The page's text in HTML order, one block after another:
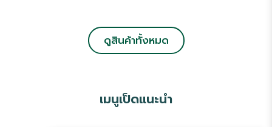
ดูสินค้าทั้งหมด
เมนูเป็ดแนะนำ